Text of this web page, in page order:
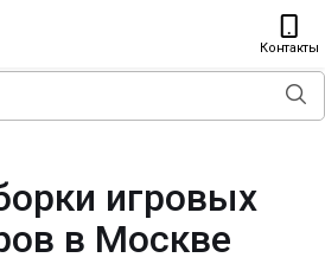
Контакты
игровых
в Москве